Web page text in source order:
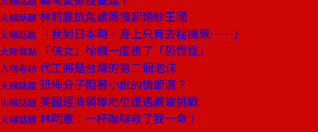
火線話題 林莉靠抗焦慮藥撐起婚紗王國
火線話題 「我到日本時，身上只有去程機票……」
大陸焦點 「俠女」徐楓一度患了「恐慌症」
人物專訪 代工將是台灣的第二個泡沫
火線話題 恐怖分子照著小說的情節演？
火線話題 美國經濟領導地位遭遇嚴峻挑戰
火線話題 林明憲：一杯咖啡救了我一命！